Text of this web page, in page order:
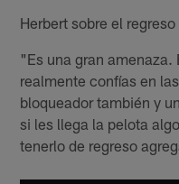
Herbert sobre el
"Es una gran amenaza.
realmente confías en
bloqueador también y
si les llega la pelota
tenerlo de regreso